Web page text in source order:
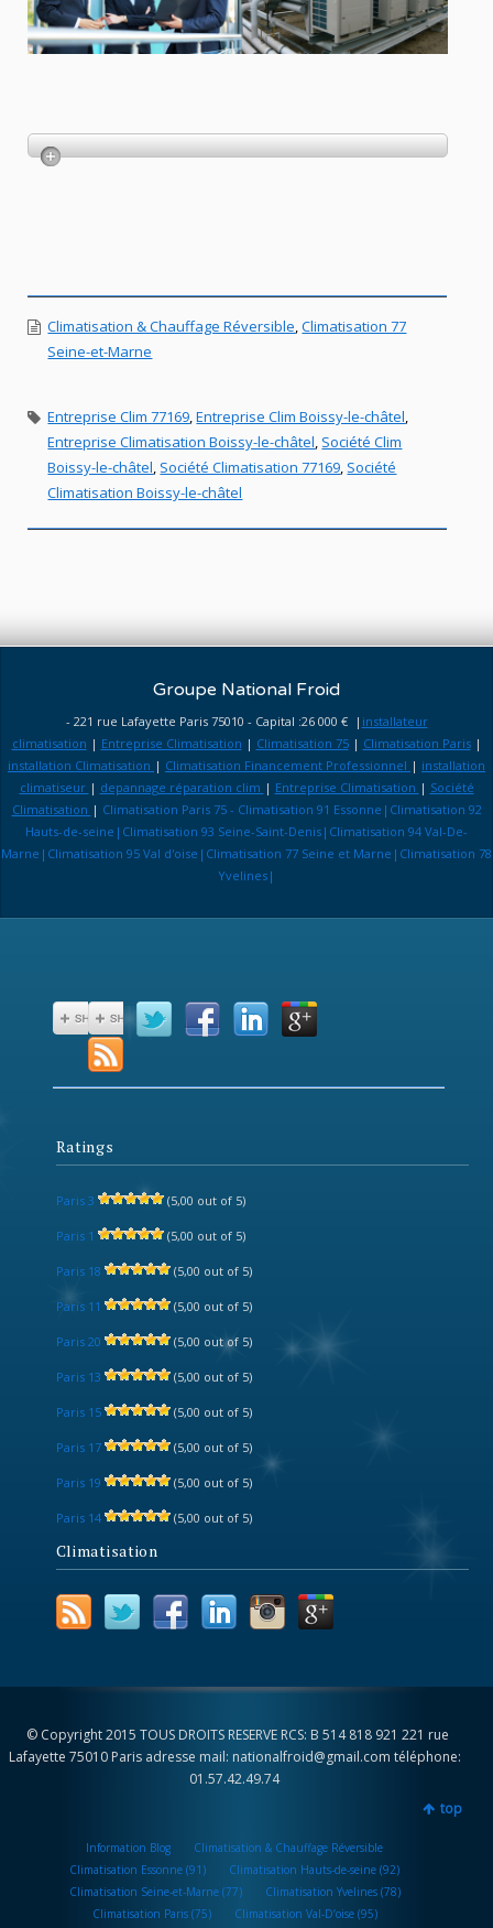
Climatisation & Chauffage Réversible,Climatisation 77
Seine-et-Marne
Entreprise Clim 77169,Entreprise Clim Boissy-le-châtel,
Entreprise Climatisation Boissy-le-châtel, Société Clim
Boissy-le-châtel, Société Climatisation 77169, Société
Climatisation Boissy-le-châtel
Groupe National Froid
- 221 rue Lafayette Paris 75010 - Capital :26 000 € | installateur
climatisation | Entreprise Climatisation | Climatisation 75| Climatisation Paris|
installation Climatisation | Climatisation Financement Professionnel | installation
climatiseur | depannage réparation clim | Entreprise Climatisation | Société
Climatisation | Climatisation Paris 75 - Climatisation 91 Essonne|Climatisation 92
Hauts-de-seine|Climatisation 93 Seine-Saint-Denis|Climatisation 94 Val-De-
Marne|Climatisation 95 Val d'oise|Climatisation 77 Seine et Marne|Climatisation 78
Yvelines|
Ratings
Paris 3 (5,00 out of 5)
Paris 1 (5,00 out of 5)
Paris 18 (5,00 out of 5)
Paris 11 (5,00 out of 5)
Paris 20 (5,00 out of 5)
Paris 13 (5,00 out of 5)
Paris 15 (5,00 out of 5)
Paris 17 (5,00 out of 5)
Paris 19 (5,00 out of 5)
Paris 14 (5,00 out of 5)
Climatisation
© Copyright 2015 TOUS DROITS RESERVE RCS: B 514 818 921 221 rue
Lafayette 75010 Paris adresse mail: nationalfroid@gmail.com téléphone:
01.57.42.49.74
top
Information Blog
Climatisation & Chauffage Réversible
Climatisation Essonne (91)
Climatisation Hauts-de-seine (92)
Climatisation Seine-et-Marne (77)
Climatisation Yvelines (78)
Climatisation Paris (75)
Climatisation Val-D’oise (95)